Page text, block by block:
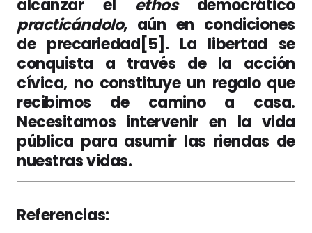
alcanzar el ethosdemocrático
practicándolo, aún en condiciones
de precariedad[5]. La libertad se
conquista a través de la acción
cívica, no constituye un regalo que
recibimos de camino a casa.
Necesitamos intervenir en la vida
pública para asumir las riendas de
nuestras vidas.
Referencias: